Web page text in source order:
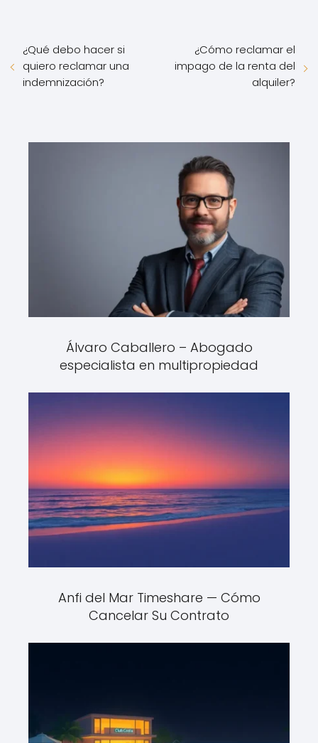
¿Qué debo hacer si
quiero reclamar una
indemnización?
¿Cómo reclamar el
impago de la renta del
alquiler?
Álvaro Caballero – Abogado
especialista en multipropiedad
Anfi del Mar Timeshare — Cómo
Cancelar Su Contrato